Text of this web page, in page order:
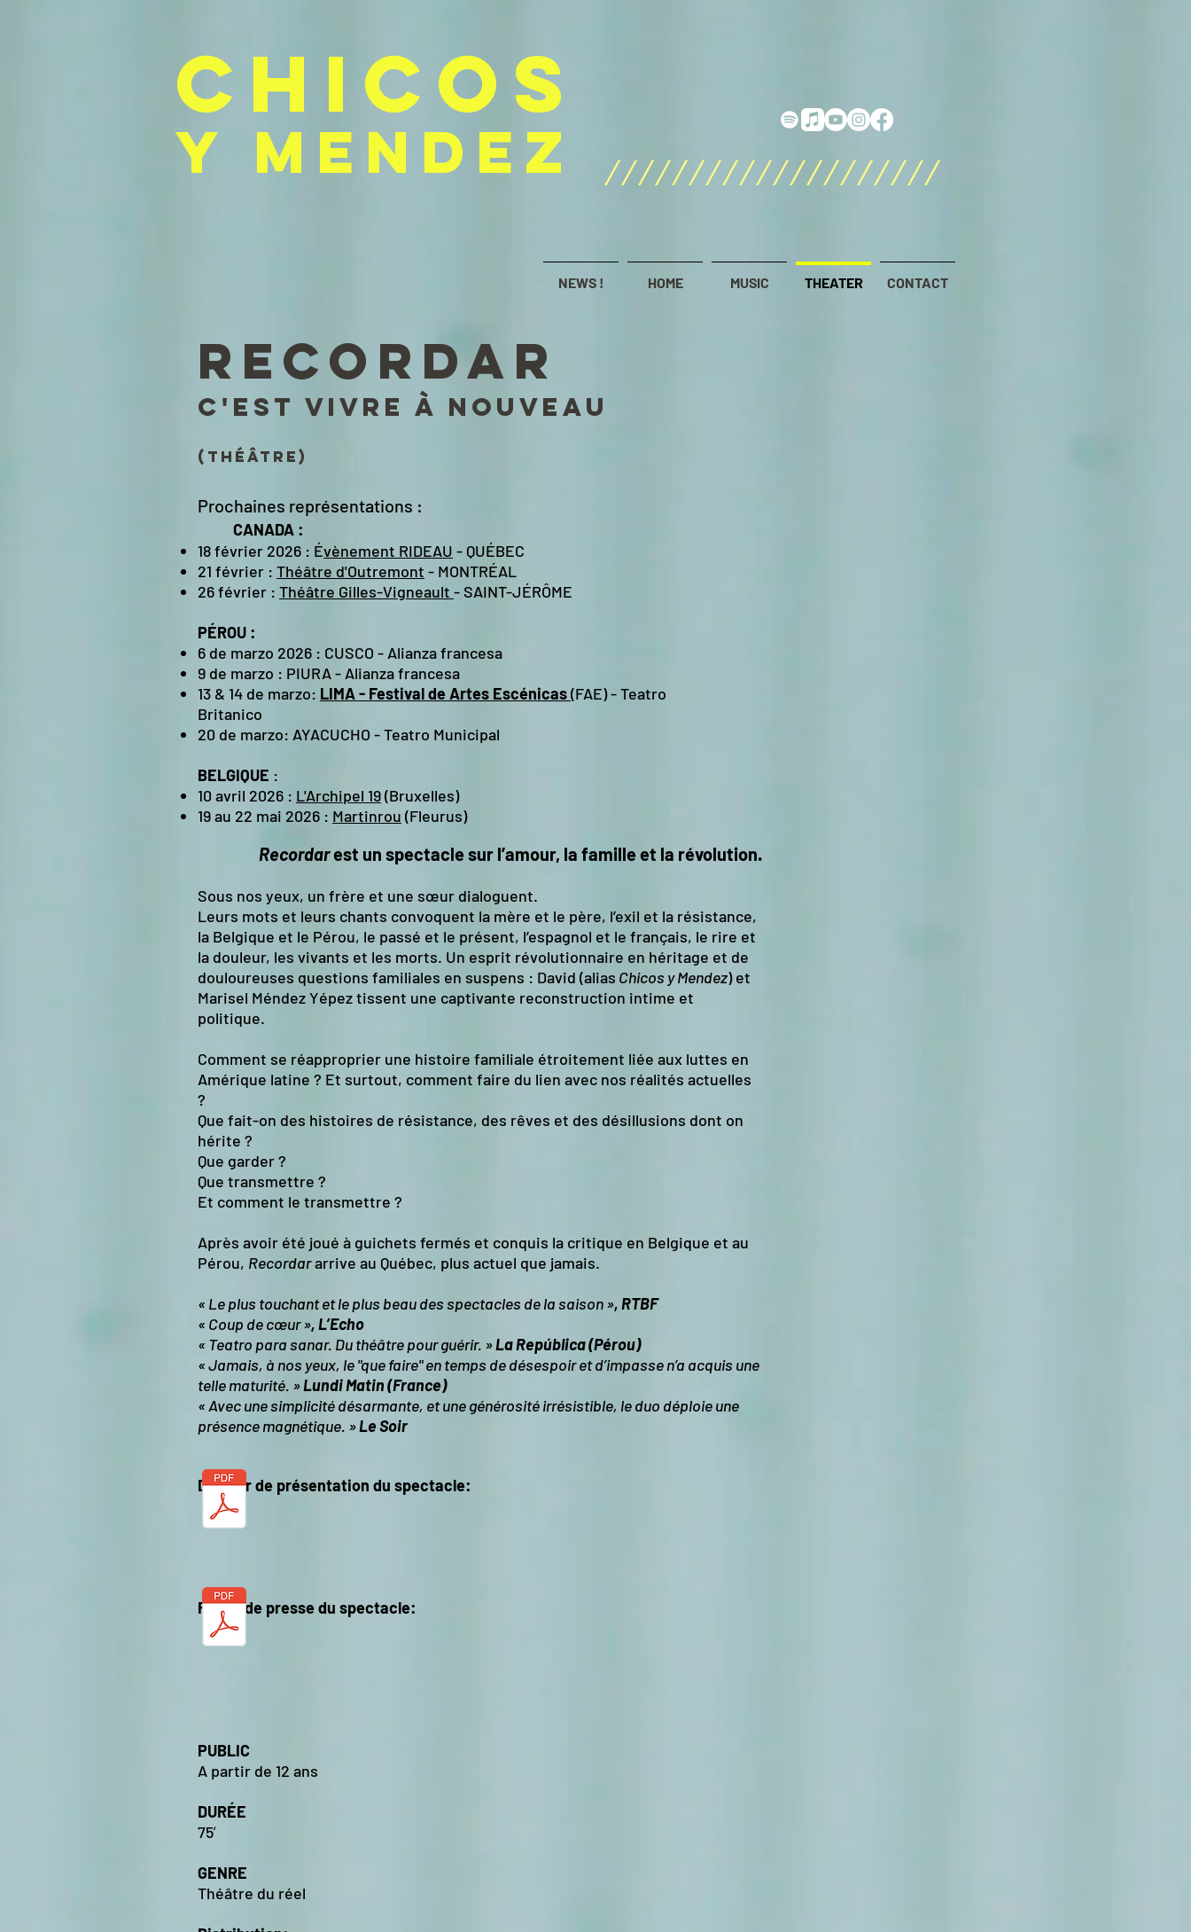
////////////////////
CHICOS
Y MENDEZ
NEWS ! HOME MUSIC THEATER CONTACT
RECORDAR
c'est vivre à nouveau
(théâtre)
Prochaines représentations ​:
CANADA :
18 février 2026 : Évènement RIDEAU - QUÉBEC
21 février : Théâtre d'Outremont - MONTRÉAL
26 février : Théâtre Gilles-Vigneault - SAINT-JÉRÔME
PÉROU :
6 de marzo 2026 : CUSCO - Alianza francesa
9 de marzo : PIURA - Alianza francesa
13 & 14 de marzo: LIMA - Festival de Artes Escénicas(FAE) - Teatro
Britanico
20 de marzo: AYACUCHO - Teatro Municipal
BELGIQUE :
10 avril 2026 : L'Archipel 19(Bruxelles)
19 au 22 mai 2026 : Martinrou (Fleurus)
Recordarest un spectacle sur l’amour, la famille et la révolution.
Sous nos yeux, un frère et une sœur dialoguent.
Leurs mots et leurs chants convoquent la mère et le père, l’exil et la résistance,
la Belgique et le Pérou, le passé et le présent, l’espagnol et le français, le rire et
la douleur, les vivants et les morts. Un esprit révolutionnaire en héritage et de
douloureuses questions familiales en suspens : David (alias Chicos y Mendez) et
Marisel Méndez Yépez tissent une captivante reconstruction intime et
politique.
Comment se réapproprier une histoire familiale étroitement liée aux luttes en
Amérique latine ? Et surtout, comment faire du lien avec nos réalités actuelles
?
Que fait-on des histoires de résistance, des rêves et des désillusions dont on
hérite ?
Que garder ?
Que transmettre ?
Et comment le transmettre ?
Après avoir été joué à guichets fermés et conquis la critique en Belgique et au
Pérou, Recordararrive au Québec, plus actuel que jamais.
« Le plus touchant et le plus beau des spectacles de la saison », RTBF
« Coup de cœur », L’Echo
« Teatro para sanar. Du théâtre pour guérir. »La República (Pérou)
« Jamais, à nos yeux, le "que faire" en temps de désespoir et d’impasse n’a acquis une
telle maturité. »Lundi Matin (France)
« Avec une simplicité désarmante, et une générosi­té irrésistible, le duo déploie une
présence magnétique. »Le Soir
Dossier de présentation du spectacle:
​Revue de presse du spectacle:
PUBLIC
A partir de 12 ans
DURÉE
75′
GENRE
Théâtre du réel